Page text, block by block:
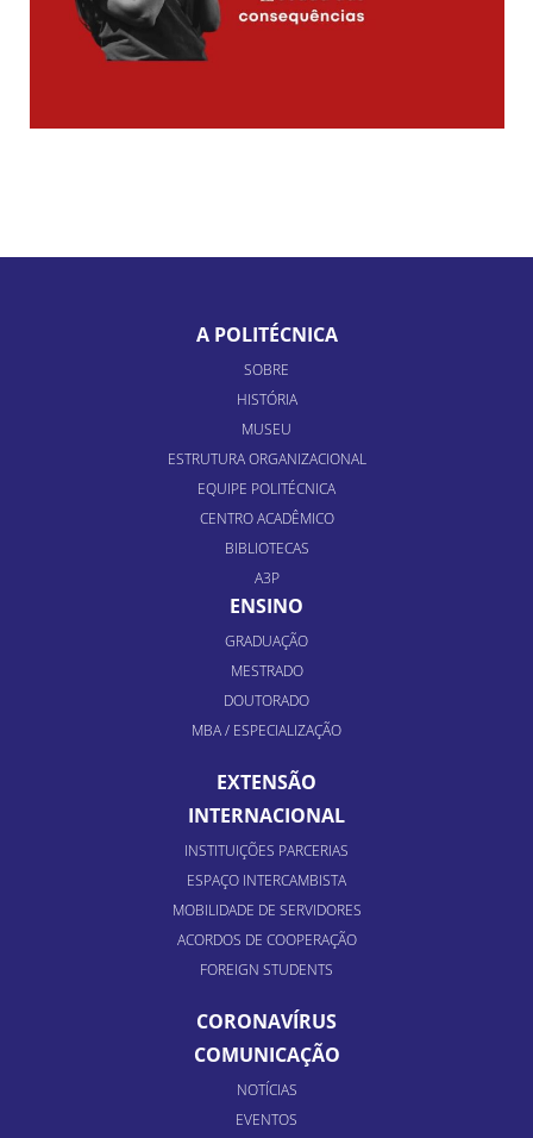
A POLITÉCNICA
SOBRE
HISTÓRIA
MUSEU
ESTRUTURA ORGANIZACIONAL
EQUIPE POLITÉCNICA
CENTRO ACADÊMICO
BIBLIOTECAS
A3P
ENSINO
GRADUAÇÃO
MESTRADO
DOUTORADO
MBA / ESPECIALIZAÇÃO
EXTENSÃO
INTERNACIONAL
INSTITUIÇÕES PARCERIAS
ESPAÇO INTERCAMBISTA
MOBILIDADE DE SERVIDORES
ACORDOS DE COOPERAÇÃO
FOREIGN STUDENTS
CORONAVÍRUS
COMUNICAÇÃO
NOTÍCIAS
EVENTOS